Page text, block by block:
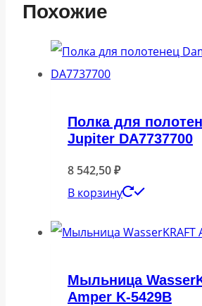
Похожие
Полка для
Jupiter DA7737700
8 542,50₽
В корзину
Мыльница
Amper K-5429B